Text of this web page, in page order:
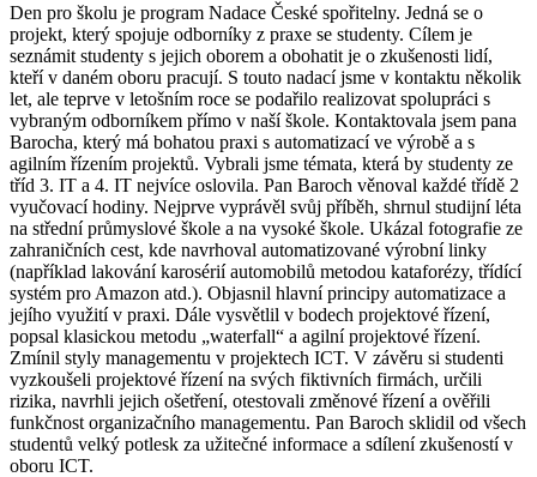
Den pro školu je program Nadace České spořitelny. Jedná se o
projekt, který spojuje odborníky z praxe se studenty. Cílem je
seznámit studenty s jejich oborem a obohatit je o zkušenosti lidí,
kteří v daném oboru pracují. S touto nadací jsme v kontaktu několik
let, ale teprve v letošním roce se podařilo realizovat spolupráci s
vybraným odborníkem přímo v naší škole. Kontaktovala jsem pana
Barocha, který má bohatou praxi s automatizací ve výrobě a s
agilním řízením projektů. Vybrali jsme témata, která by studenty ze
tříd 3. IT a 4. IT nejvíce oslovila. Pan Baroch věnoval každé třídě 2
vyučovací hodiny. Nejprve vyprávěl svůj příběh, shrnul studijní léta
na střední průmyslové škole a na vysoké škole. Ukázal fotografie ze
zahraničních cest, kde navrhoval automatizované výrobní linky
(například lakování karosérií automobilů metodou kataforézy, třídící
systém pro Amazon atd.). Objasnil hlavní principy automatizace a
jejího využití v praxi. Dále vysvětlil v bodech projektové řízení,
popsal klasickou metodu „waterfall“ a agilní projektové řízení.
Zmínil styly managementu v projektech ICT. V závěru si studenti
vyzkoušeli projektové řízení na svých fiktivních firmách, určili
rizika, navrhli jejich ošetření, otestovali změnové řízení a ověřili
funkčnost organizačního managementu. Pan Baroch sklidil od všech
studentů velký potlesk za užitečné informace a sdílení zkušeností v
oboru ICT.